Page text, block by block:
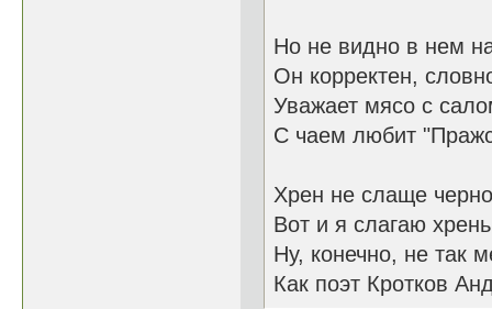
Но не видно в нем
Он корректен,
Уважает мясо с
С чаем любит
Хрен не слаще
Вот и я слагаю
Ну, конечно, не так
Как поэт Кротков